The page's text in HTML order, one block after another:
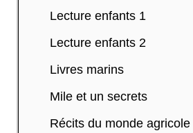
Lecture enfants 1
Lecture enfants 2
Livres marins
Mile et un secrets
Récits du monde agricole